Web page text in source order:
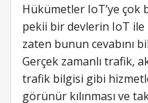
Hükümetler IoT’ye çok
pekii bir devlerin IoT ile
zaten bunun cevabını
Gerçek zamanlı trafik,
trafik bilgisi gibi
görünür kılınması ve